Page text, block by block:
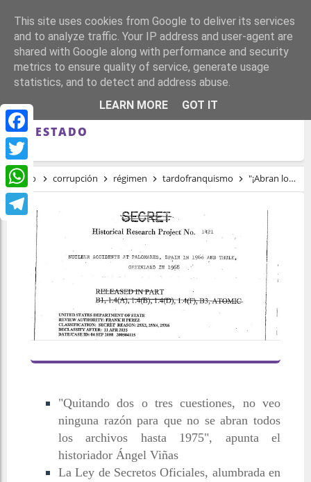
Facebook
Twitter
WhatsApp
Telegram
"¡ABRAN LOS ARCHIVOS!": LA HISTORIA
SIGUE SIENDO EN ESPAÑA UN SECRETO
DE ESTADO
Inicio corrupción régimen tardofranquismo "¡Abran los archivos!": la historia sigue siendo en España un secreto de Estado
"Quitando dos o tres cuestiones, no veo
ninguna razón para que no se abran todos
los archivos hasta 1975", apunta el
historiador Ángel Viñas
La Ley de Secretos Oficiales, alumbrada en
This site uses cookies from Google to deliver its services
and to analyze traffic. Your IP address and user-agent are
shared with Google along with performance and security
metrics to ensure quality of service, generate usage
statistics, and to detect and address abuse.
LEARN MORE
GOT IT